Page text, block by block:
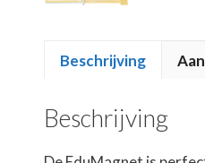
Beschrijving
Beschrijving